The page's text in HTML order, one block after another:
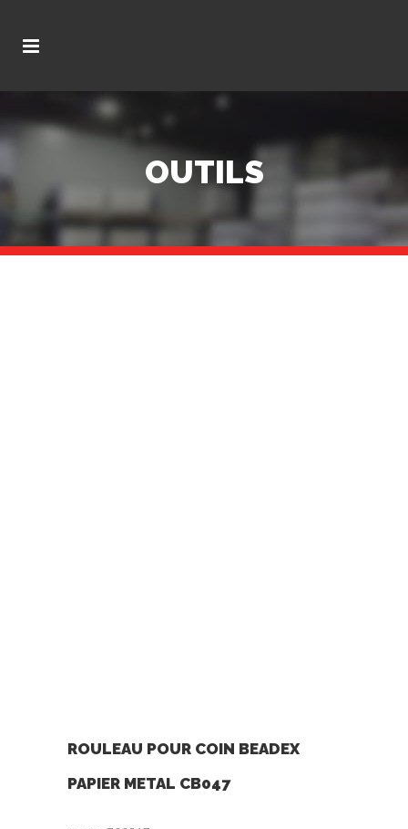
OUTILS
ROULEAU POUR COIN BEADEX
PAPIER METAL CB047